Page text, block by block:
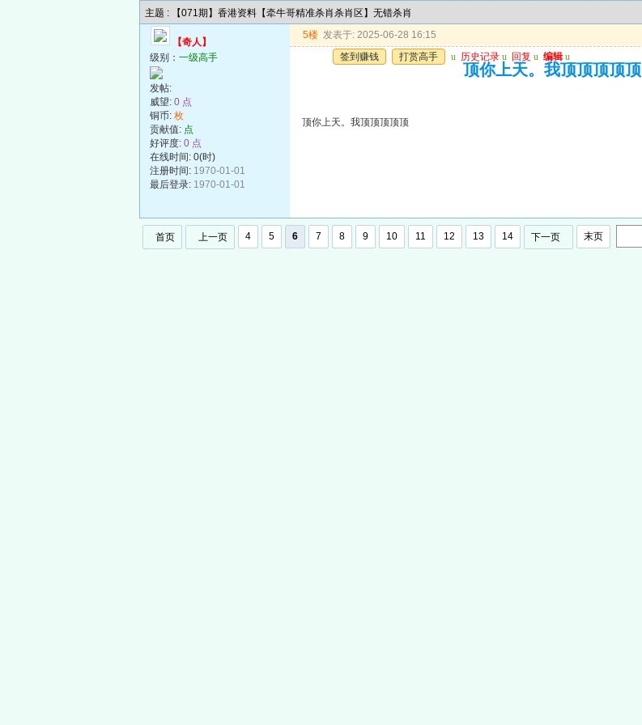
主题 : 【071期】香港资料【牵牛哥精准杀肖杀肖区】无错杀肖
【奇人】
级别： 一级高手
发帖:
威望: 0 点
铜币: 枚
贡献值: 点
好评度: 0 点
在线时间: 0(时)
注册时间: 1970-01-01
最后登录: 1970-01-01
5楼 发表于: 2025-06-28 16:15
签到赚钱
打赏高手 u 历史记录 u 回复 u 编辑 u
顶你上天。我顶顶顶顶顶
顶你上天。我顶顶顶顶顶
首页 上一页 4 5 6 7 8 9 10 11 12 13 14 下一页 末页